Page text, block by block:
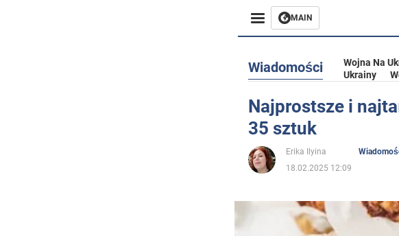
MAIN
Rozrywka
Życie
Społeczeństwo
Wiadomości Wojna Na
Ukrainy
Najprostsze i
35 sztuk
Erika Ilyina
18.02.2025 12:09